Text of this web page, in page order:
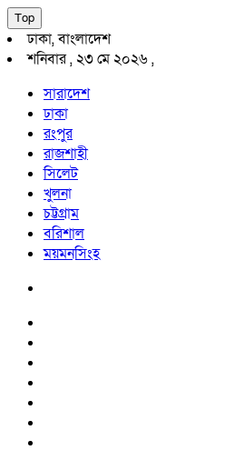
Top
ঢাকা, বাংলাদেশ
শনিবার , ২৩ মে ২০২৬ ,
সারাদেশ
ঢাকা
রংপুর
রাজশাহী
সিলেট
খুলনা
চট্টগ্রাম
বরিশাল
ময়মনসিংহ